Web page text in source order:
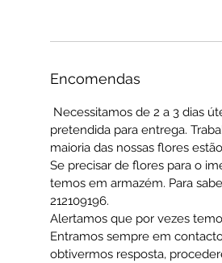
Encomendas
Necessitamos de 2 a 3 dias
pretendida para entrega.
maioria das nossas flores
Se precisar de flores para o
temos em armazém. Para
212109196.
Alertamos que por vezes
Entramos sempre em
obtivermos resposta,